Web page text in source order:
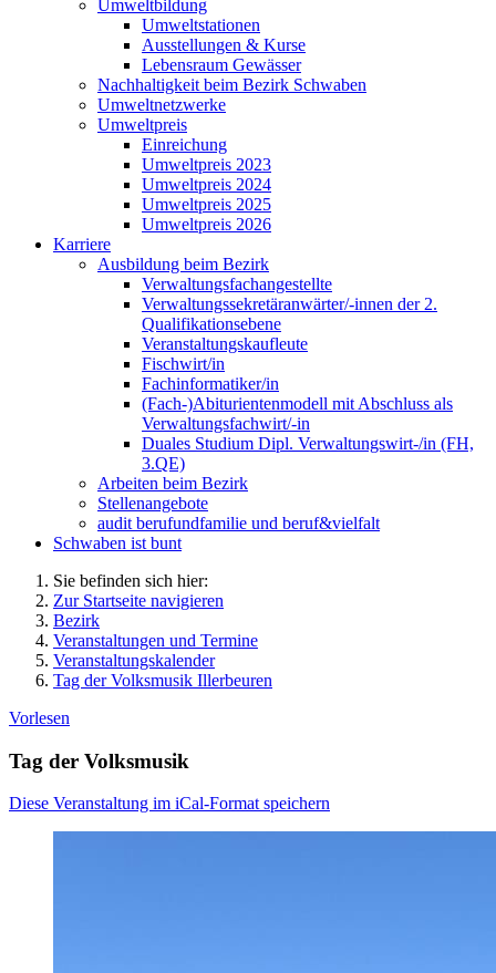
Umweltbildung
Umweltstationen
Ausstellungen & Kurse
Lebensraum Gewässer
Nachhaltigkeit beim Bezirk Schwaben
Umweltnetzwerke
Umweltpreis
Einreichung
Umweltpreis 2023
Umweltpreis 2024
Umweltpreis 2025
Umweltpreis 2026
Karriere
Ausbildung beim Bezirk
Verwaltungsfachangestellte
Verwaltungssekretäranwärter/-innen der 2.
Qualifikationsebene
Veranstaltungskaufleute
Fischwirt/in
Fachinformatiker/in
(Fach-)Abiturientenmodell mit Abschluss als
Verwaltungsfachwirt/-in
Duales Studium Dipl. Verwaltungswirt-/in (FH,
3.QE)
Arbeiten beim Bezirk
Stellenangebote
audit berufundfamilie und beruf&vielfalt
Schwaben ist bunt
Sie befinden sich hier:
Zur Startseite navigieren
Bezirk
Veranstaltungen und Termine
Veranstaltungskalender
Tag der Volksmusik Illerbeuren
Vorlesen
Tag der Volksmusik
Diese Veranstaltung im iCal-Format speichern